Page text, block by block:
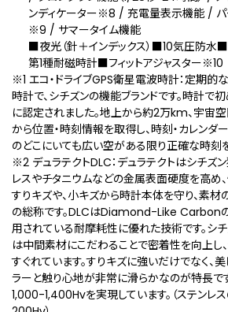
ンディケーター※8 / 充電量表示機能 / パ
※9 / サマータイム機能
■夜光（針＋インデックス）■10気圧防水
第1種耐磁時計■フィットアジャスター※10
※1 エコ・ドライブGPS衛星電波時計：定期
時計で、シチズンの機能ブランドです。時計で
に認定されました。地上から約2万km、宇宙
から位置・時刻情報を取得し、時刻・カレンダ
のどこにいても広い空がある限り正確な時刻
※2 デュラテクトDLC：デュラテクトはシチズ
レスやチタニウムなどの金属表面硬度を高め
すりキズや、小キズから時計本体を守り、素
の総称です。DLCはDiamond-Like Carbon
用されている耐摩耗性に優れた技術です。シ
は中間素材にこだわることで密着性を向上し
すぐれています。すりキズに強いだけでなく、
ラーと触り心地が非常に滑らかなのが特長で
1,000-1,400Hvを実現しています。（ステンレ